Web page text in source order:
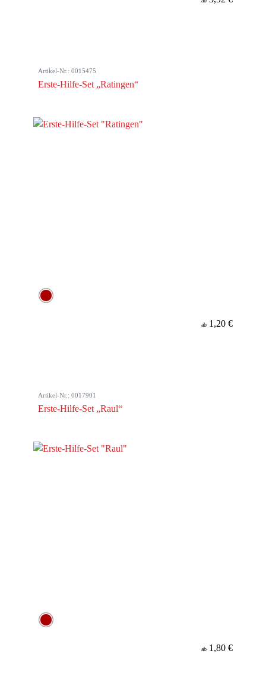
Artikel-Nr.: 0015475
Erste-Hilfe-Set „Ratingen“
ab 1,20 €
Artikel-Nr.: 0017901
Erste-Hilfe-Set „Raul“
ab 1,80 €